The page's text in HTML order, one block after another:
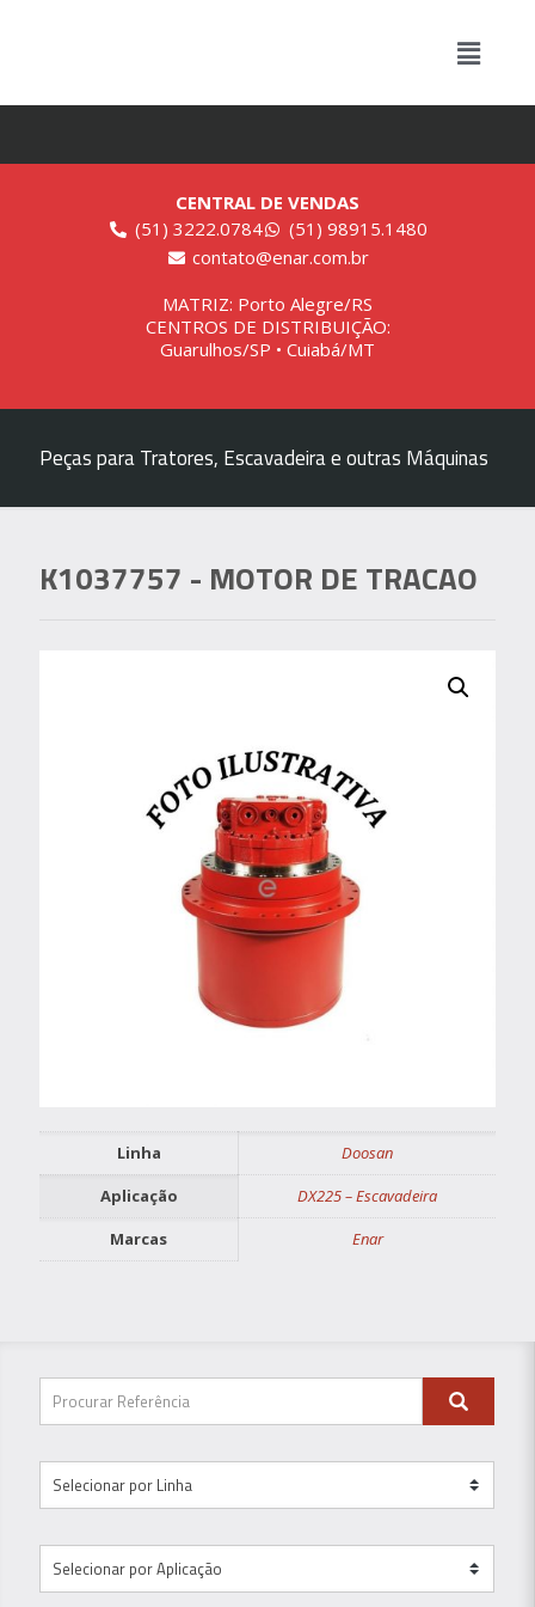
CENTRAL DE VENDAS
(51) 3222.0784
(51) 98915.1480
contato@enar.com.br
MATRIZ: Porto Alegre/RS
CENTROS DE DISTRIBUIÇÃO:
Guarulhos/SP • Cuiabá/MT
Peças para Tratores, Escavadeira e outras Máquinas
K1037757 - MOTOR DE TRACAO
Linha
Doosan
Aplicação
DX225 – Escavadeira
Marcas
Enar